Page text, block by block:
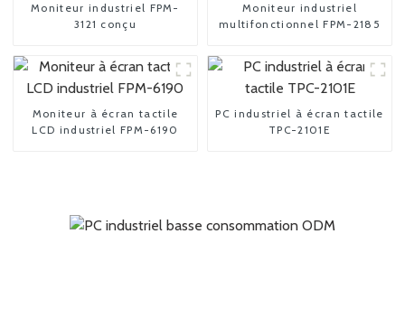
Moniteur industriel FPM-
3121 conçu
Moniteur industriel
multifonctionnel FPM-2185
Moniteur à écran tactile
LCD industriel FPM-6190
PC industriel à écran tactile
TPC-2101E